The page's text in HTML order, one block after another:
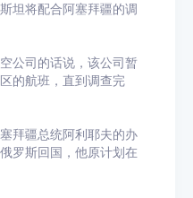
坦将配合阿塞拜疆的调
公司的话说，该公司暂
的航班，直到调查完
拜疆总统阿利耶夫的办
罗斯回国，他原计划在